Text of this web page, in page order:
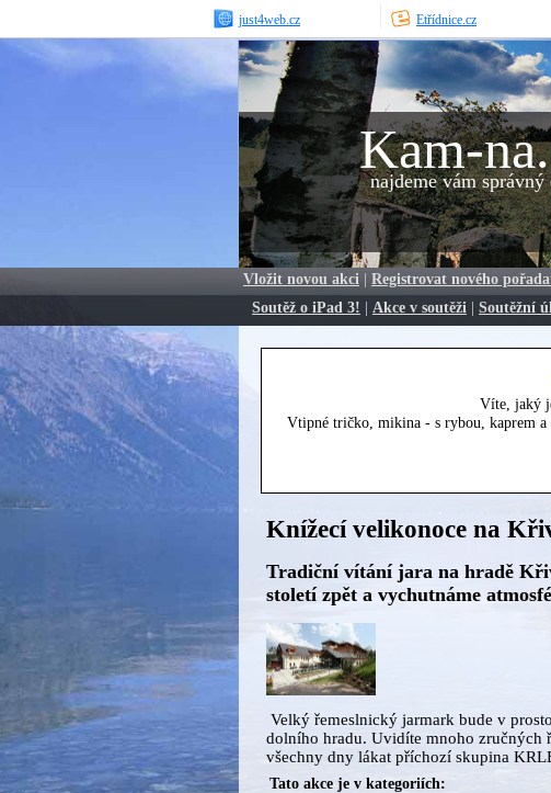
just4web.cz Etřídnice.cz
Kam-
najdeme vám
Vložit novou akci | Registrovat nového
Soutěž o iPad 3! | Akce v soutěži | Soutěžní
Víte, jaký
Vtipné tričko, mikina - s rybou, kaprem
Knížecí velikonoce na
Tradiční vítání jara na hradě
století zpět a vychutnáme
Velký řemeslnický jarmark bude v
dolního hradu. Uvidíte mnoho zručných
všechny dny lákat příchozí skupina
Tato akce je v kategoriích: